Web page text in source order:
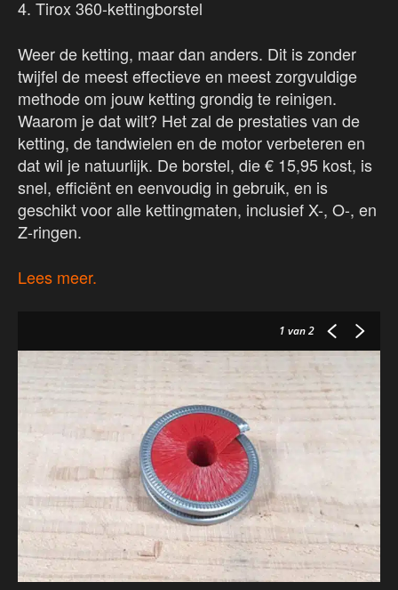
4. Tirox 360-kettingborstel
Weer de ketting, maar dan anders. Dit is zonder
twijfel de meest effectieve en meest zorgvuldige
methode om jouw ketting grondig te reinigen.
Waarom je dat wilt? Het zal de prestaties van de
ketting, de tandwielen en de motor verbeteren en
dat wil je natuurlijk. De borstel, die € 15,95 kost, is
snel, efficiënt en eenvoudig in gebruik, en is
geschikt voor alle kettingmaten, inclusief X-, O-, en
Z-ringen.
Lees meer.
1 van 2